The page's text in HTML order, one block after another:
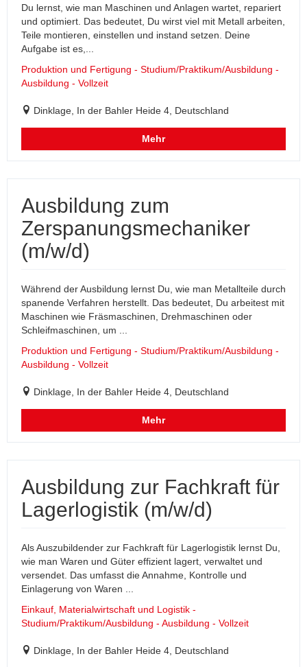
Du lernst, wie man Maschinen und Anlagen wartet, repariert
und optimiert. Das bedeutet, Du wirst viel mit Metall arbeiten,
Teile montieren, einstellen und instand setzen. Deine
Aufgabe ist es,...
Produktion und Fertigung - Studium/Praktikum/Ausbildung -
Ausbildung - Vollzeit
Dinklage, In der Bahler Heide 4, Deutschland
Mehr
Ausbildung zum
Zerspanungsmechaniker
(m/w/d)
Während der Ausbildung lernst Du, wie man Metallteile durch
spanende Verfahren herstellt. Das bedeutet, Du arbeitest mit
Maschinen wie Fräsmaschinen, Drehmaschinen oder
Schleifmaschinen, um ...
Produktion und Fertigung - Studium/Praktikum/Ausbildung -
Ausbildung - Vollzeit
Dinklage, In der Bahler Heide 4, Deutschland
Mehr
Ausbildung zur Fachkraft für
Lagerlogistik (m/w/d)
Als Auszubildender zur Fachkraft für Lagerlogistik lernst Du,
wie man Waren und Güter effizient lagert, verwaltet und
versendet. Das umfasst die Annahme, Kontrolle und
Einlagerung von Waren ...
Einkauf, Materialwirtschaft und Logistik -
Studium/Praktikum/Ausbildung - Ausbildung - Vollzeit
Dinklage, In der Bahler Heide 4, Deutschland